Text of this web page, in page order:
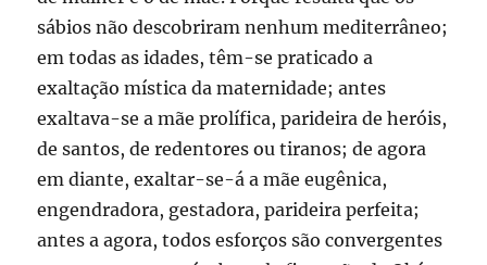
sábios não descobriram nenhum mediterrâneo;
em todas as idades, têm-se praticado a
exaltação mística da maternidade; antes
exaltava-se a mãe prolífica, parideira de heróis,
de santos, de redentores ou tiranos; de agora
em diante, exaltar-se-á a mãe eugênica,
engendradora, gestadora, parideira perfeita;
antes a agora, todos esforços são convergentes